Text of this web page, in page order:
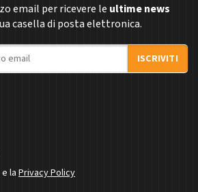
email per ricevere le ultime news
casella di posta elettronica.
ISCRIVITI
laPrivacy Policy